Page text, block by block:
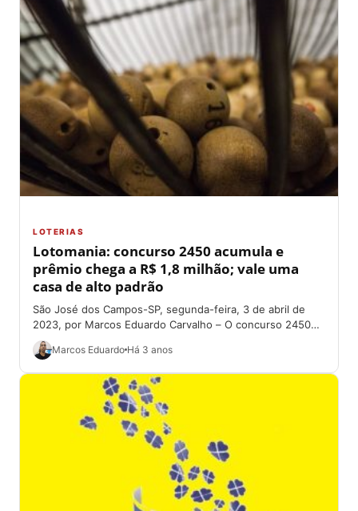
LOTERIAS
Lotomania: concurso 2450 acumula e
prêmio chega a R$ 1,8 milhão; vale uma
casa de alto padrão
São José dos Campos-SP, segunda-feira, 3 de abril de
2023, por Marcos Eduardo Carvalho – O concurso 2450
da Lotomania, na noite...
Marcos Eduardo Há 3 anos